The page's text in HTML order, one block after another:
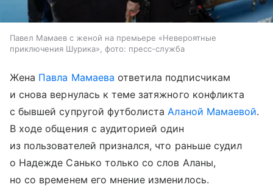
Павел Мамаев с женой на премьере «Невероятные
приключения Шурика», фото: пресс-служба
Жена Павла Мамаева ответила подписчикам
и снова вернулась к теме затяжного конфликта
с бывшей супругой футболистаАланой Мамаевой.
В ходе общения с аудиторией один
из пользователей признался, что раньше судил
о Надежде Санько только со слов Аланы,
но со временем его мнение изменилось.